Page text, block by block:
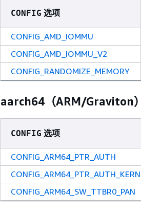
CONFIG 选项
CONFIG_AMD_IOMMU
CONFIG_AMD_IOMMU_V2
CONFIG_RANDOMIZE_MEMORY
aarch64（ARM/Graviton
CONFIG 选项
CONFIG_ARM64_PTR_AUTH
CONFIG_ARM64_SW_TTBR0_PAN